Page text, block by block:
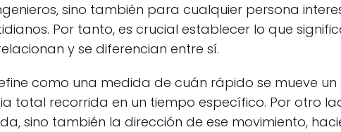
sino también para cualquier persona
Por tanto, es crucial establecer lo que
y se diferencian entre sí.
como una medida de cuán rápido se mueve
total recorrida en un tiempo específico. Por otro
sino también la dirección de ese movimiento,